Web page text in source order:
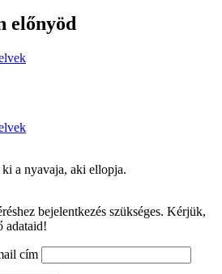
előnyöd
a nyavaja, aki ellopja.
bejelentkezés szükséges. Kérjük,
adataid!
cím